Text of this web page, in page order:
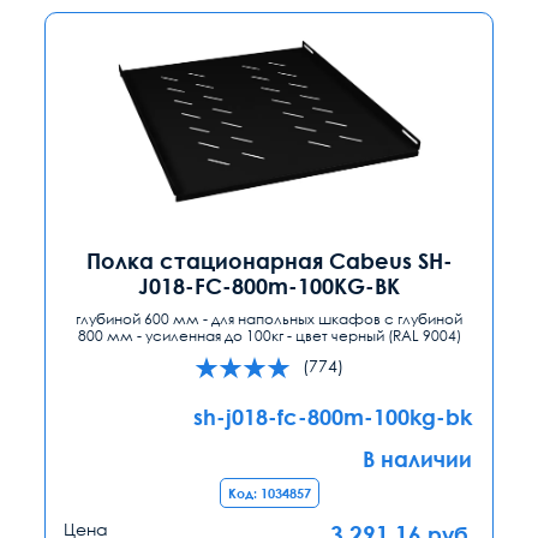
Полка стационарная Cabeus SH-
J018-FC-800m-100KG-BK
глубиной 600 мм - для напольных шкафов с глубиной
800 мм - усиленная до 100кг - цвет черный (RAL 9004)
(774)
sh-j018-fc-800m-100kg-bk
В наличии
Код: 1034857
Цена